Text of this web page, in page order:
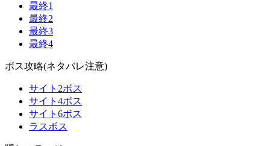
最終1
最終2
最終3
最終4
ボス攻略(ネタバレ注意)
サイト2ボス
サイト4ボス
サイト6ボス
ラスボス